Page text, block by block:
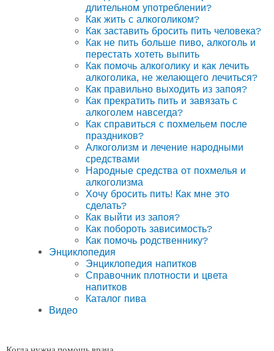
длительном употреблении?
Как жить с алкоголиком?
Как заставить бросить пить человека?
Как не пить больше пиво, алкоголь и
перестать хотеть выпить
Как помочь алкоголику и как лечить
алкоголика, не желающего лечиться?
Как правильно выходить из запоя?
Как прекратить пить и завязать с
алкоголем навсегда?
Как справиться с похмельем после
праздников?
Алкоголизм и лечение народными
средствами
Народные средства от похмелья и
алкоголизма
Хочу бросить пить! Как мне это
сделать?
Как выйти из запоя?
Как побороть зависимость?
Как помочь родственнику?
Энциклопедия
Энциклопедия напитков
Справочник плотности и цвета
напитков
Каталог пива
Видео